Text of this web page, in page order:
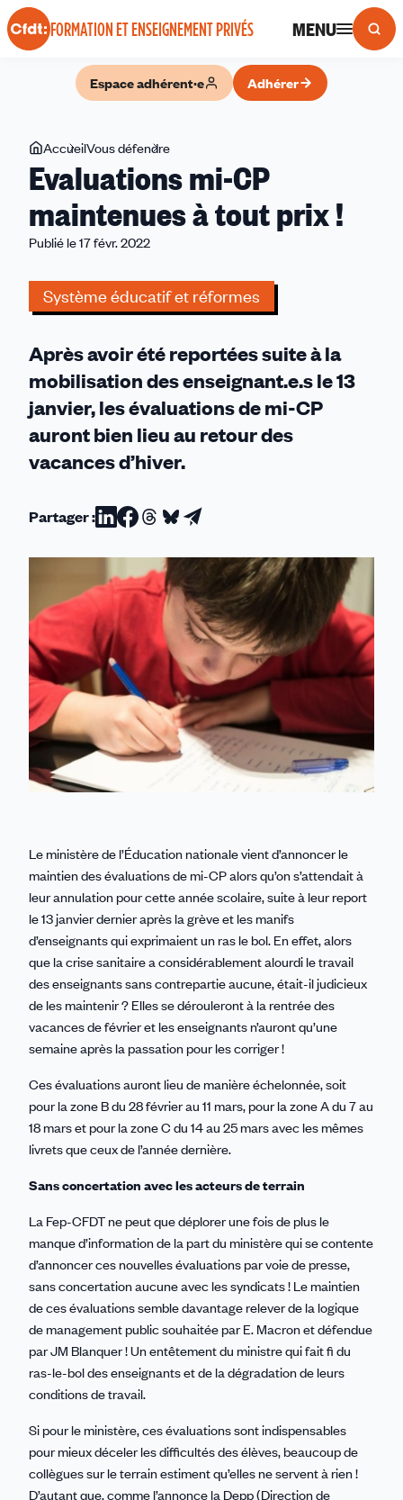
Panneau de gestion des cookies
FORMATION ET ENSEIGNEMENT PRIVÉS MENU
Espace adhérent·e Adhérer
Vous
êtes
ici
AccueilVous défendre
mi-
maintenues
prix !
Evaluations mi-CP
maintenues à tout prix !
Publié le 17 févr. 2022
Système éducatif et réformes
Après avoir été reportées suite à la
mobilisation des enseignant.e.s le 13
janvier, les évaluations de mi-CP
auront bien lieu au retour des
vacances d’hiver.
Partager :Partager
sur
Linkedin
Partager
sur
Facebook
Partager
sur
Threads
Partager
sur
Bluesky
Partager
par
email
Le ministère de l’Éducation nationale vient d’annoncer le
maintien des évaluations de mi-CP alors qu’on s’attendait à
leur annulation pour cette année scolaire, suite à leur report
le 13 janvier dernier après la grève et les manifs
d’enseignants qui exprimaient un ras le bol. En effet, alors
que la crise sanitaire a considérablement alourdi le travail
des enseignants sans contrepartie aucune, était-il judicieux
de les maintenir ? Elles se dérouleront à la rentrée des
vacances de février et les enseignants n’auront qu’une
semaine après la passation pour les corriger !
Ces évaluations auront lieu de manière échelonnée, soit
pour la zone B du 28 février au 11 mars, pour la zone A du 7 au
18 mars et pour la zone C du 14 au 25 mars avec les mêmes
livrets que ceux de l’année dernière.
Sans concertation avec les acteurs de terrain
La Fep-CFDT ne peut que déplorer une fois de plus le
manque d’information de la part du ministère qui se contente
d’annoncer ces nouvelles évaluations par voie de presse,
sans concertation aucune avec les syndicats ! Le maintien
de ces évaluations semble davantage relever de la logique
de management public souhaitée par E. Macron et défendue
par JM Blanquer ! Un entêtement du ministre qui fait fi du
ras-le-bol des enseignants et de la dégradation de leurs
conditions de travail.
Si pour le ministère, ces évaluations sont indispensables
pour mieux déceler les difficultés des élèves, beaucoup de
collègues sur le terrain estiment qu’elles ne servent à rien !
D’autant que, comme l’annonce la Depp (Direction de